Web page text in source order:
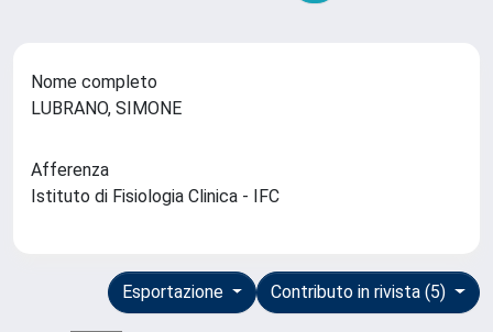
Nome completo
LUBRANO, SIMONE
Afferenza
Istituto di Fisiologia Clinica - IFC
Contributo in rivista (5)
Esportazione